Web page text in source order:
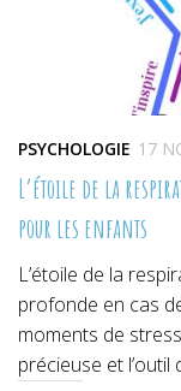
PSYCHOLOGIE 17
L’étoile de la
pour les enfants
L’étoile de la
profonde en cas
moments de
précieuse et l’outil